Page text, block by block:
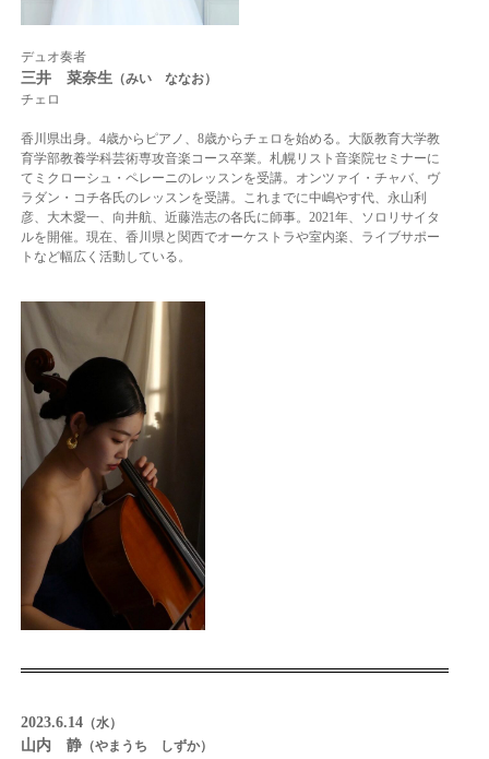
デュオ奏者
三井 菜奈生（みい ななお）
チェロ
香川県出身。4歳からピアノ、8歳からチェロを始める。大阪教育大学教
育学部教養学科芸術専攻音楽コース卒業。札幌リスト音楽院セミナーに
てミクローシュ・ペレーニのレッスンを受講。オンツァイ・チャバ、ヴ
ラダン・コチ各氏のレッスンを受講。これまでに中嶋やす代、永山利
彦、大木愛一、向井航、近藤浩志の各氏に師事。2021年、ソロリサイタ
ルを開催。現在、香川県と関西でオーケストラや室内楽、ライブサポー
トなど幅広く活動している。
2023.6.14（水）
山内 静（やまうち しずか）